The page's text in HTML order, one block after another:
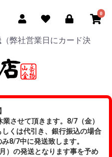
0
（弊社営業日にカード決
させて頂きます。8/7（金）
くは代引き、銀行振込の場合
8/7中に発送致します。
）の発送となります事を予め